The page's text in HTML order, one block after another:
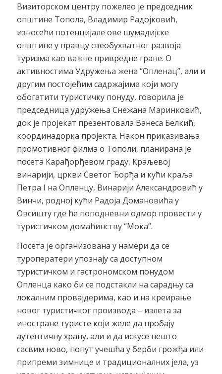
Визиторском центру пожелео је председник
општине Топола, Владимир Радојковић,
износећи потенцијале ове шумадијске
општине у правцу свеобухватног развоја
туризма као важне привредне гране. О
активностима Удружења жена “Опленац”, али и
другим постојећим садржајима који могу
обогатити туристичку понуду, говорила је
председница удружења Снежана Маринковић,
док је пројекат презентовала Ванеса Белкић,
координадорка пројекта. Након приказивања
промотивног филма о Тополи, планирана је
посета Карађорђевом граду, Краљевој
винарији, цркви Светог Ђорђа и кући краља
Петра I на Опленцу, Винарији Александровић у
Винчи, родној кући Радоја Домановића у
Овсишту где ће поподневни одмор провести у
туристичком домаћинству “Мока”.
Посета је организована у намери да се
туроператери упознају са доступном
туристичком и гастрономском понудом
Опленца како би се подстакли на сарадњу са
локалним провајдерима, као и на креирање
новог туристичког производа – излета за
иностране туристе који желе да пробају
аутентичну храну, али и да искусе нешто
сасвим ново, попут учешћа у берби грожђа или
припреми зимнице и традиционалних јела, уз